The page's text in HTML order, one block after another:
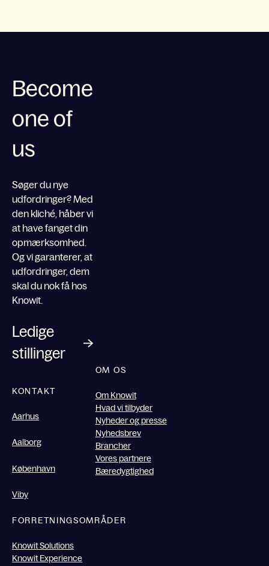
Become
one of
us
Søger du nye
udfordringer? Med
den kliché, håber vi
at have fanget din
opmærksomhed.
Og vi garanterer, at
udfordringer, dem
skal du nok få hos
Knowit.
Ledige
stillinger
KONTAKT
Aarhus
Aalborg
København
Viby
OM OS
Om Knowit
Hvad vi tilbyder
Nyheder og presse
Nyhedsbrev
Brancher
Vores partnere
Bæredygtighed
FORRETNINGSOMRÅDER
Knowit Solutions
Knowit Experience